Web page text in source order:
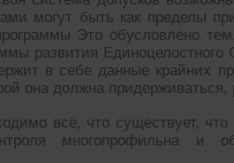
могут быть как пределы
Это обусловлено
развития
в себе данные крайних
она должна
всё, что существует,
многопрофильна и